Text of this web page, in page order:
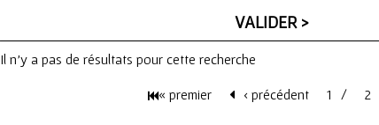
r
Il n'y a pas de résultats pour cette recherche
« premier ‹ précédent 1 2